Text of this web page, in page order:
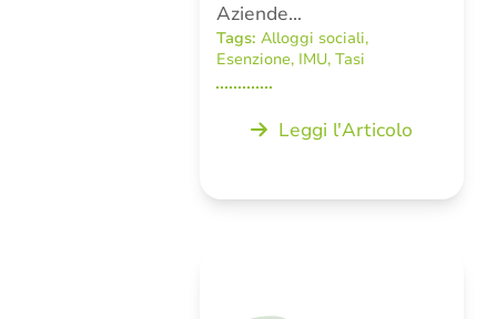
Aziende…
Tags: Alloggi sociali,
Esenzione, IMU, Tasi
Leggi l'Articolo